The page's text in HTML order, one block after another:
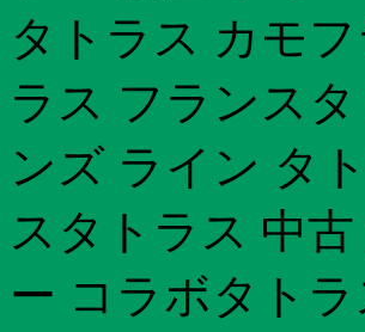
タトラス カモ
ラス フランス
ンズ ライン タ
スタトラス 中
ー コラボタト